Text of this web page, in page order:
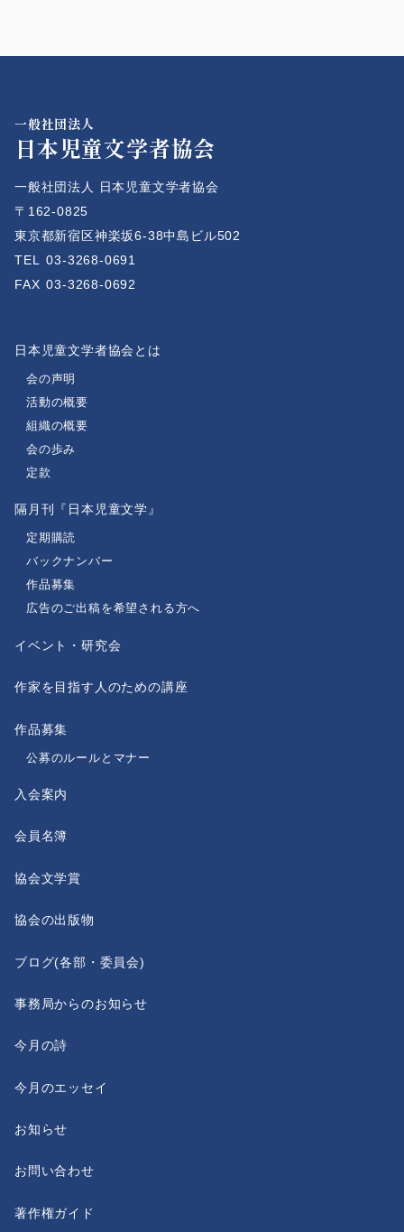
一般社団法人
日本児童文学者協会
一般社団法人 日本児童文学者協会
〒162-0825
東京都新宿区神楽坂6-38中島ビル502
TEL
03-3268-0691
FAX 03-3268-0692
日本児童文学者協会とは
会の声明
活動の概要
組織の概要
会の歩み
定款
隔月刊『日本児童文学』
定期購読
バックナンバー
作品募集
広告のご出稿を希望される方へ
イベント・研究会
作家を目指す人のための講座
作品募集
公募のルールとマナー
入会案内
会員名簿
協会文学賞
協会の出版物
ブログ(各部・委員会)
事務局からのお知らせ
今月の詩
今月のエッセイ
お知らせ
お問い合わせ
著作権ガイド